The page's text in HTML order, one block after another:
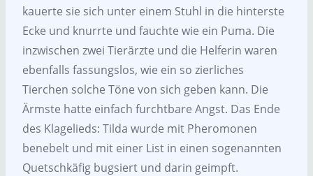
kauerte sie sich unter einem Stuhl in die hinterste
Ecke und knurrte und fauchte wie ein Puma. Die
inzwischen zwei Tierärzte und die Helferin waren
ebenfalls fassungslos, wie ein so zierliches
Tierchen solche Töne von sich geben kann. Die
Ärmste hatte einfach furchtbare Angst. Das Ende
des Klagelieds: Tilda wurde mit Pheromonen
benebelt und mit einer List in einen sogenannten
Quetschkäfig bugsiert und darin geimpft.